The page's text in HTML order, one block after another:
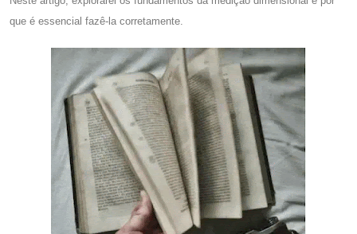
que é essencial fazê-la corretamente.